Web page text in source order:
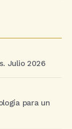
Julio 2026
para un